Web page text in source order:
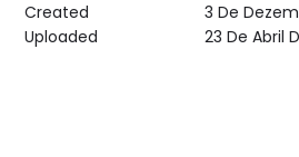
Created
3 De
Uploaded
23 De Abril